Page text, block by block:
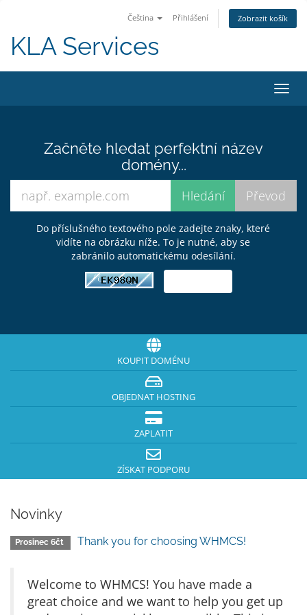
Čeština Přihlášení Zobrazit košík
KLA Services
Začněte hledat perfektní název
domény...
Do příslušného textového pole zadejte znaky, které
vidíte na obrázku níže. To je nutné, aby se
zabránilo automatickému odesílání.
KOUPIT DOMÉNU
OBJEDNAT HOSTING
ZAPLATIT
ZÍSKAT PODPORU
Novinky
Prosinec 6čt Thank you for choosing WHMCS!
Welcome to WHMCS! You have made a
great choice and we want to help you get up